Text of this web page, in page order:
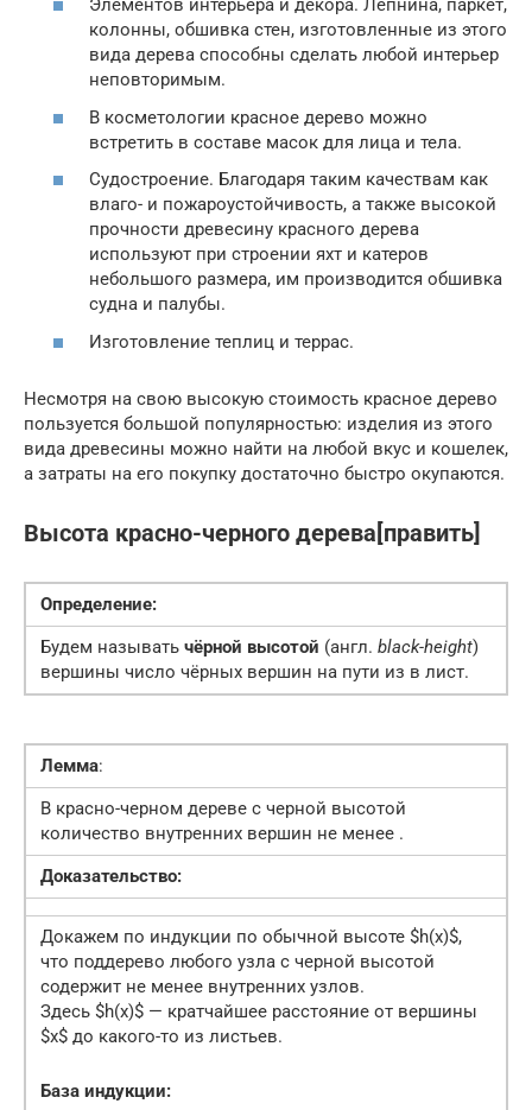
Элементов интерьера и декора. Лепнина, паркет,
колонны, обшивка стен, изготовленные из этого
вида дерева способны сделать любой интерьер
неповторимым.
В косметологии красное дерево можно
встретить в составе масок для лица и тела.
Судостроение. Благодаря таким качествам как
влаго- и пожароустойчивость, а также высокой
прочности древесину красного дерева
используют при строении яхт и катеров
небольшого размера, им производится обшивка
судна и палубы.
Изготовление теплиц и террас.
Несмотря на свою высокую стоимость красное дерево
пользуется большой популярностью: изделия из этого
вида древесины можно найти на любой вкус и кошелек,
а затраты на его покупку достаточно быстро окупаются.
Высота красно-черного дерева[править]
Определение:
Будем называть чёрной высотой (англ. black-height)
вершины число чёрных вершин на пути из в лист.
Лемма:
В красно-черном дереве с черной высотой
количество внутренних вершин не менее .
Доказательство:
Докажем по индукции по обычной высоте $h(x)$,
что поддерево любого узла с черной высотой
содержит не менее внутренних узлов.
Здесь $h(x)$ — кратчайшее расстояние от вершины
$x$ до какого-то из листьев.
База индукции: